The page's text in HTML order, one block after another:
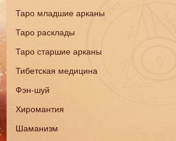
Таро младшие арканы
Таро расклады
Таро старшие арканы
Тибетская медицина
Фэн-шуй
Хиромантия
Шаманизм